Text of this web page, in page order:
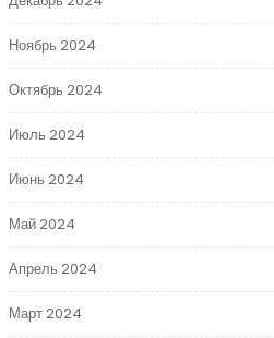
Ноябрь 2024
Октябрь 2024
Июль 2024
Июнь 2024
Май 2024
Апрель 2024
Март 2024